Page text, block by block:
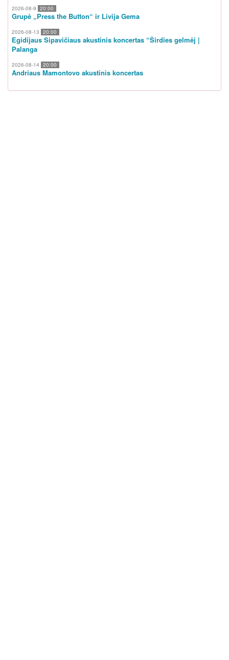
2026-08-9 20:00
Grupė „Press the Button“ ir Livija Gema
2026-08-13 20:00
Egidijaus Sipavičiaus akustinis koncertas “Širdies gelmėj |
Palanga
2026-08-14 20:00
Andriaus Mamontovo akustinis koncertas